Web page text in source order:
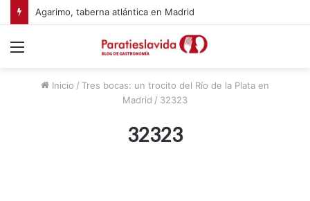
Agarimo, taberna atlántica en Madrid
Inicio / Tres bocas: un trocito del Río de la Plata en
Madrid / 32323
32323